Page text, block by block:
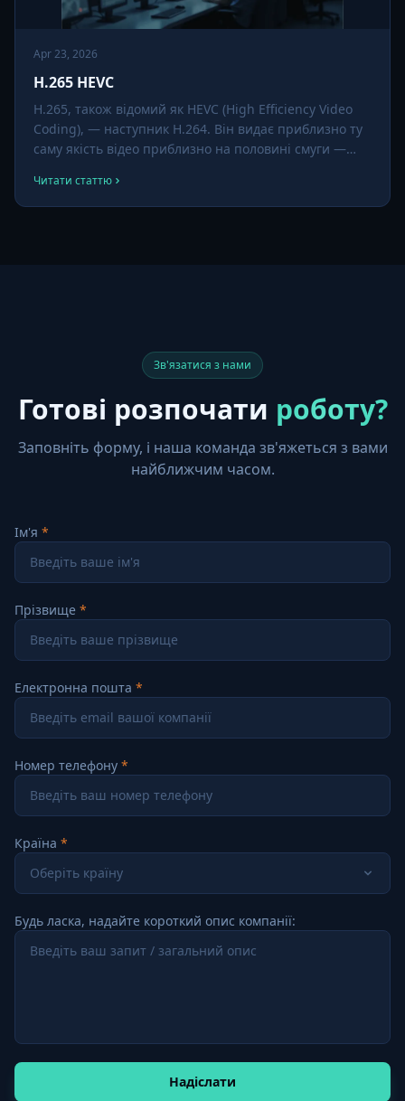
Apr 23, 2026
H.265 HEVC
H.265, також відомий як HEVC (High Efficiency Video
Coding), — наступник H.264. Він видає приблизно ту
саму якість відео приблизно на половині смуги —
багатьма потоками або високою роздільною
здатністю (4K і вище).
Читати статтю
Зв'язатися з нами
Готові розпочати роботу?
Заповніть форму, і наша команда зв'яжеться з вами
найближчим часом.
Ім'я
Прізвище
Електронна пошта
Номер телефону
Країна
Оберіть країну
Будь ласка, надайте короткий опис компанії:
Надіслати